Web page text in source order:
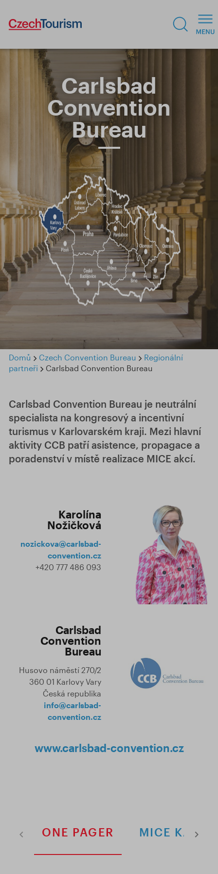
Carlsbad
Convention
Bureau
Domů Czech Convention Bureau
Regionální
partneři
Carlsbad Convention Bureau
Carlsbad Convention Bureau je neutrální
specialista na kongresový a incentivní
turismus v Karlovarském kraji. Mezi hlavní
aktivity CCB patří asistence, propagace a
poradenství v místě realizace MICE akcí.
Karolína
Nožičková
nozickova@carlsbad-
convention.cz
+420 777 486 093
Carlsbad
Convention
Bureau
Husovo náměstí 270/2
360 01 Karlovy Vary
Česká republika
info@carlsbad-
convention.cz
www.carlsbad-convention.cz
ONE PAGER MICE KARTA